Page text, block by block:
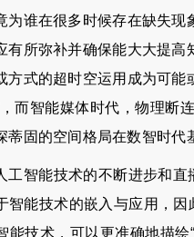
为谁在很多时候存在缺失
有所弥补并确保能大大提
方式的超时空运用成为可
，而智能媒体时代，物理
蒂固的空间格局在数智时
工智能技术的不断进步和
智能技术的嵌入与应用，
能技术，可以更准确地描